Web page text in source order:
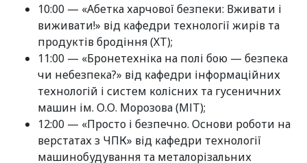
10:00 — «Абетка харчової безпеки: Вживати і
виживати!» від кафедри технології жирів та
продуктів бродіння (ХТ);
11:00 — «Бронетехніка на полі бою — безпека
чи небезпека?» від кафедри інформаційних
технологій і систем колісних та гусеничних
машин ім. О.О. Морозова (МІТ);
12:00 — «Просто і безпечно. Основи роботи на
верстатах з ЧПК» від кафедри технології
машинобудування та металорізальних